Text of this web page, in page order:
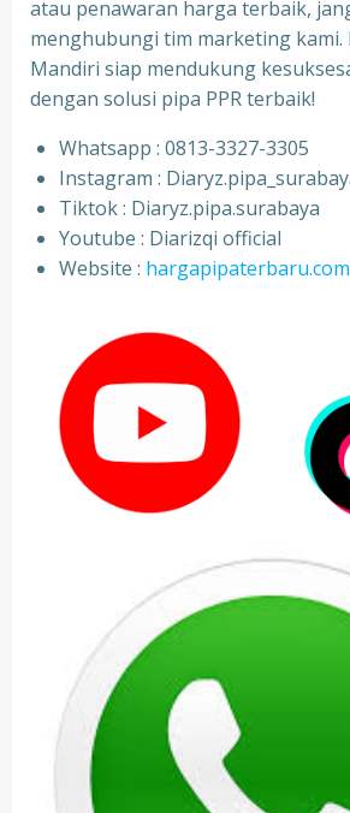
atau penawaran harga terbaik,
menghubungi tim marketing kami.
Mandiri siap mendukung
dengan solusi pipa PPR terbaik!
Whatsapp : 0813-3327-3305
⁠Instagram :
⁠Tiktok : Diaryz.pipa.surabaya
⁠Youtube : Diarizqi official
⁠Website : hargapipaterbaru.com